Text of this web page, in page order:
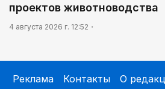
проектов животноводства
4 августа 2026 г. 12:52
Реклама Контакты
О